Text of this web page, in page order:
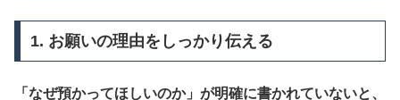
1. お願いの理由をしっかり伝える
「なぜ預かってほしいのか」が明確に書かれていないと、